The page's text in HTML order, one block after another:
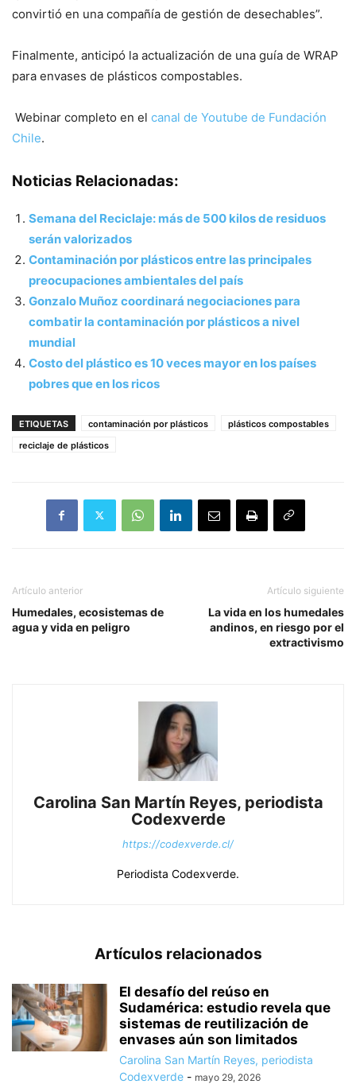
convirtió en una compañía de gestión de desechables”.
Finalmente, anticipó la actualización de una guía de WRAP
para envases de plásticos compostables.
Webinar completo en el canal de Youtube de Fundación
Chile.
Noticias Relacionadas:
Semana del Reciclaje: más de 500 kilos de residuos
serán valorizados
Contaminación por plásticos entre las principales
preocupaciones ambientales del país
Gonzalo Muñoz coordinará negociaciones para
combatir la contaminación por plásticos a nivel
mundial
Costo del plástico es 10 veces mayor en los países
pobres que en los ricos
ETIQUETAS contaminación por plásticos
plásticos compostables
reciclaje de plásticos
Artículo anterior
Humedales, ecosistemas de
agua y vida en peligro
Artículo siguiente
La vida en los humedales
andinos, en riesgo por el
extractivismo
Carolina San Martín Reyes, periodista
Codexverde
https://codexverde.cl/
Periodista Codexverde.
Artículos relacionados
El desafío del reúso en
Sudamérica: estudio revela que
sistemas de reutilización de
envases aún son limitados
Carolina San Martín Reyes, periodista
Codexverde - mayo 29, 2026